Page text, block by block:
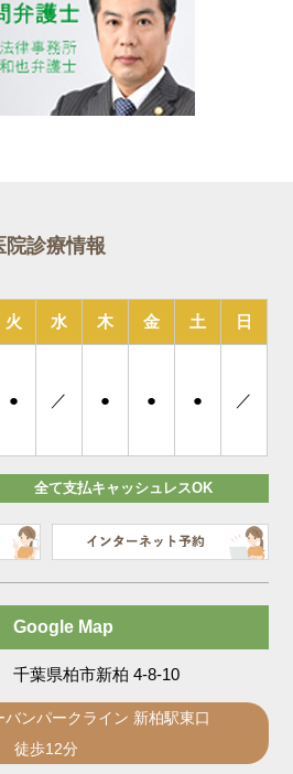
院診療情報
火 水 木 金 土 日
● ／ ● ● ● ／
全て支払キャッシュレスOK
Google Map
千葉県柏市新柏 4-8-10
ンパークライン 新柏駅東口
徒歩12分